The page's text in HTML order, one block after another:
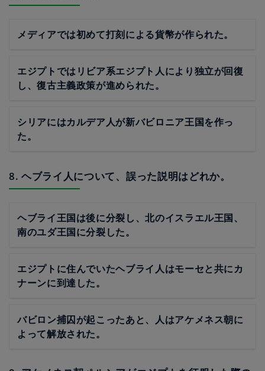
メディアでは初めて打刻による貨幣が作られた。
エジプトではリビア系エジプト人により独立が回復
し、復古主義政策が進められた。
シリアにはカルデア人が新バビロニア王国を作っ
た。
8. ヘブライ人について、誤った説明はどれか。
ヘブライ王国は後に分裂し、北のイスラエル王国、
南のユダ王国に分裂した。
エジプトに住んでいたヘブライ人はモーセと共にカ
ナーンに到達した。
バビロン捕囚が起こったあと、人はアケメネス朝に
よって解放された。